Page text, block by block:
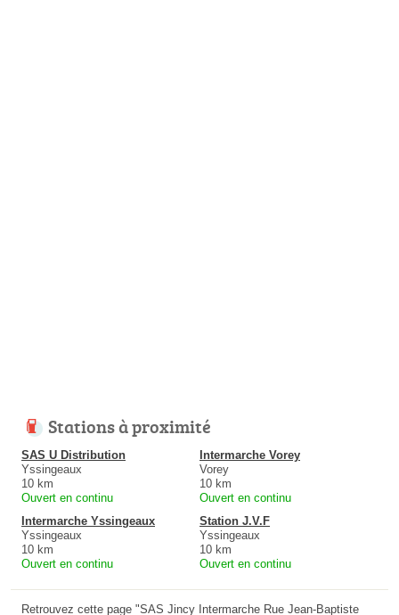
Stations à proximité
SAS U Distribution
Yssingeaux
10 km
Ouvert en continu
Intermarche Vorey
Vorey
10 km
Ouvert en continu
Intermarche Yssingeaux
Yssingeaux
10 km
Ouvert en continu
Station J.V.F
Yssingeaux
10 km
Ouvert en continu
Retrouvez cette page "SAS Jincy Intermarche Rue Jean-Baptiste